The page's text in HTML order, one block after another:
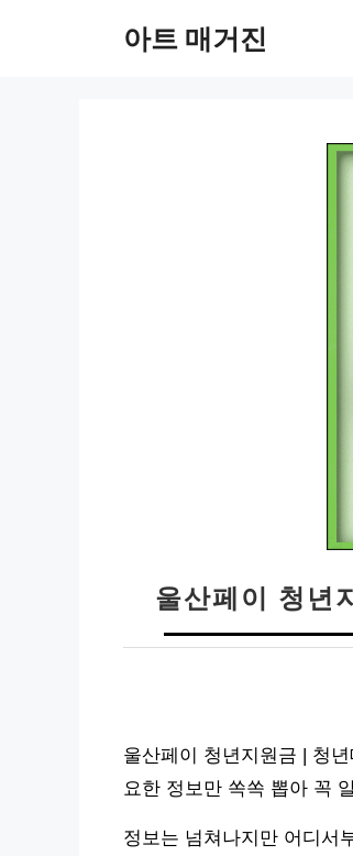
아트 매거진
울산페이 청년
울산페이 청년지원금 | 청
요한 정보만 쏙쏙 뽑아 꼭
정보는 넘쳐나지만 어디서